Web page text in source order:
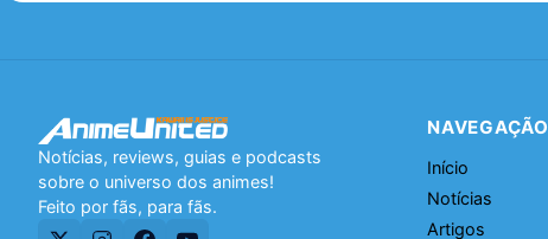
Notícias, reviews, guias e podcasts
sobre o universo dos animes!
Feito por fãs, para fãs.
NAVEGAÇÃO
Início
Notícias
Artigos